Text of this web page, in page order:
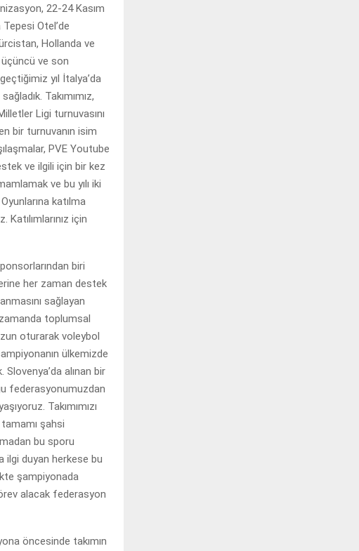
22-24 Kasım
Otel’de
Hollanda ve
üçüncü ve son
yıl İtalya’da
Takımımız,
Ligi turnuvasını
bir turnuvanın isim
PVE Youtube
ve ilgili için bir kez
ve bu yılı iki
katılma
için
biri
her zaman destek
sağlayan
toplumsal
oturarak voleybol
ülkemizde
alınan bir
federasyonumuzdan
Takımımızı
şahsi
bu sporu
ilgi duyan herkese bu
şampiyonada
alacak federasyon
öncesinde takımın